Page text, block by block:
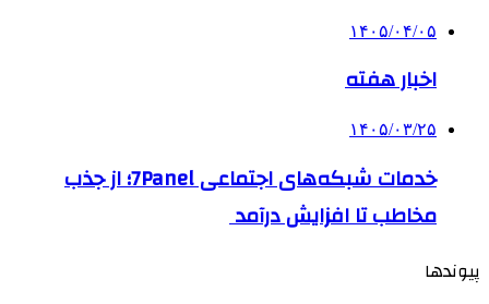
۱۴۰۵/۰۴/۰۵
اخبار هفته
۱۴۰۵/۰۳/۲۵
خدمات شبکه‌های اجتماعی 7Panel؛ از جذب
مخاطب تا افزایش درآمد
پیوندها